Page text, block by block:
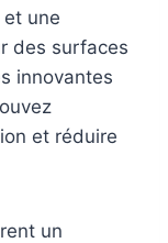
une
des surfaces
innovantes
et réduire
un